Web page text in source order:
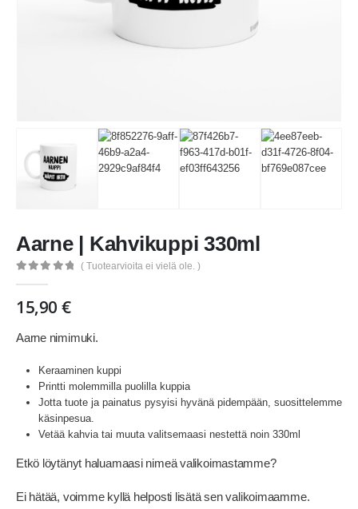
Aarne | Kahvikuppi 330ml
( Tuotearvioita ei vielä ole. )
15,90 €
Aarne nimimuki.
Keraaminen kuppi
Printti molemmilla puolilla kuppia
Jotta tuote ja painatus pysyisi hyvänä pidempään, suosittelemme
käsinpesua.
Vetää kahvia tai muuta valitsemaasi nestettä noin 330ml
Etkö löytänyt haluamaasi nimeä valikoimastamme?
Ei hätää, voimme kyllä helposti lisätä sen valikoimaamme.